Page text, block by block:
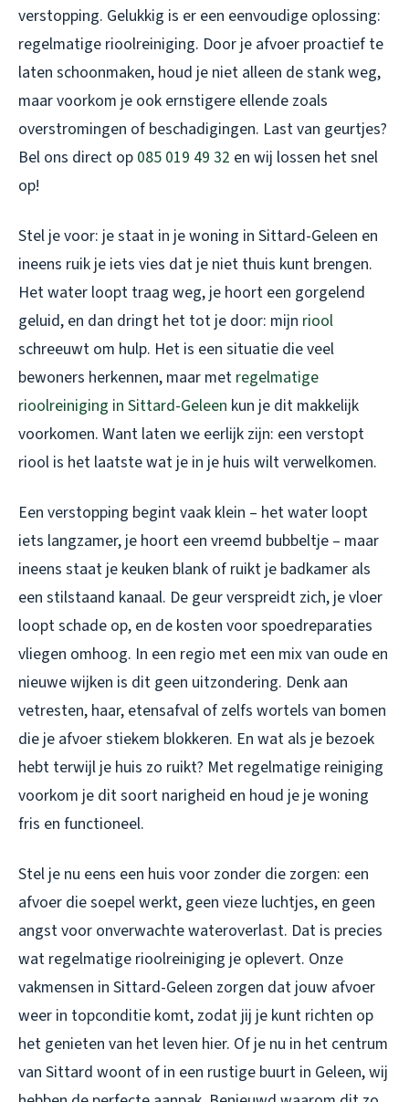
verstopping. Gelukkig is er een eenvoudige oplossing:
regelmatige rioolreiniging. Door je afvoer proactief te
laten schoonmaken, houd je niet alleen de stank weg,
maar voorkom je ook ernstigere ellende zoals
overstromingen of beschadigingen. Last van geurtjes?
Bel ons direct op 085 019 49 32 en wij lossen het snel
op!
Stel je voor: je staat in je woning in Sittard-Geleen en
ineens ruik je iets vies dat je niet thuis kunt brengen.
Het water loopt traag weg, je hoort een gorgelend
geluid, en dan dringt het tot je door: mijn riool
schreeuwt om hulp. Het is een situatie die veel
bewoners herkennen, maar met regelmatige
rioolreiniging in Sittard-Geleen kun je dit makkelijk
voorkomen. Want laten we eerlijk zijn: een verstopt
riool is het laatste wat je in je huis wilt verwelkomen.
Een verstopping begint vaak klein – het water loopt
iets langzamer, je hoort een vreemd bubbeltje – maar
ineens staat je keuken blank of ruikt je badkamer als
een stilstaand kanaal. De geur verspreidt zich, je vloer
loopt schade op, en de kosten voor spoedreparaties
vliegen omhoog. In een regio met een mix van oude en
nieuwe wijken is dit geen uitzondering. Denk aan
vetresten, haar, etensafval of zelfs wortels van bomen
die je afvoer stiekem blokkeren. En wat als je bezoek
hebt terwijl je huis zo ruikt? Met regelmatige reiniging
voorkom je dit soort narigheid en houd je je woning
fris en functioneel.
Stel je nu eens een huis voor zonder die zorgen: een
afvoer die soepel werkt, geen vieze luchtjes, en geen
angst voor onverwachte wateroverlast. Dat is precies
wat regelmatige rioolreiniging je oplevert. Onze
vakmensen in Sittard-Geleen zorgen dat jouw afvoer
weer in topconditie komt, zodat jij je kunt richten op
het genieten van het leven hier. Of je nu in het centrum
van Sittard woont of in een rustige buurt in Geleen, wij